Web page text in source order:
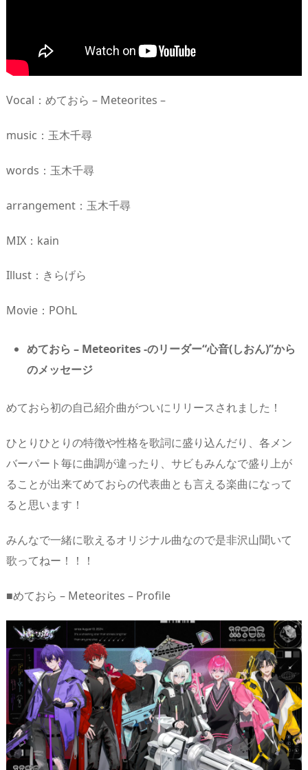
Vocal：めておら – Meteorites –
music：玉木千尋
words：玉木千尋
arrangement：玉木千尋
MIX：kain
Illust：きらげら
Movie：POhL
めておら – Meteorites -のリーダー“心音(しおん)”から
のメッセージ
めておら初の自己紹介曲がついにリリースされました！
ひとりひとりの特徴や性格を歌詞に盛り込んだり、各メン
バーパート毎に曲調が違ったり、サビもみんなで盛り上が
ることが出来てめておらの代表曲とも言える楽曲になって
ると思います！
みんなで一緒に歌えるオリジナル曲なので是非沢山聞いて
歌ってねー！！！
■めておら – Meteorites – Profile